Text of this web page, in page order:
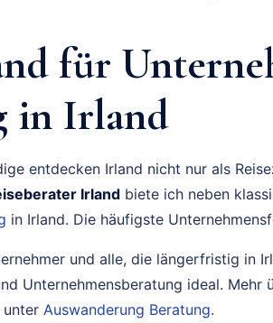
für
in Irland
entdecken Irland nicht nur als
Irland biete ich neben
in Irland. Die häufigste
und alle, die längerfristig in
Unternehmensberatung ideal. Mehr
Auswanderung Beratung.